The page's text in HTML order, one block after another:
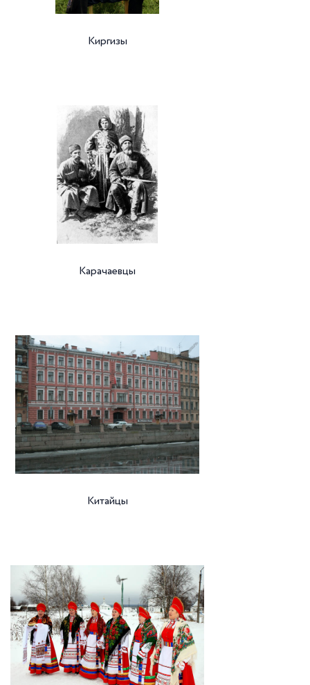
Киргизы
Карачаевцы
Китайцы